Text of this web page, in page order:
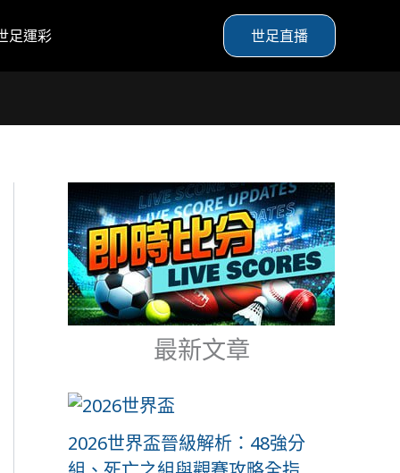
足運彩 世足直播
最新文章
2026世界盃晉級解析：48強分